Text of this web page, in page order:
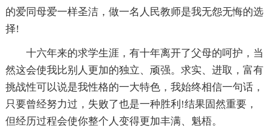
的爱同母爱一样圣洁，做一名人民教师是我无怨无悔的选
择!
十六年来的求学生涯，有十年离开了父母的呵护，当
然这会使我比别人更加的独立、顽强。求实、进取，富有
挑战性可以说是我性格的一大特色，我始终相信一句话，
只要曾经努力过，失败了也是一种胜利!结果固然重要，
但经历过程会使你整个人变得更加丰满、魁梧。